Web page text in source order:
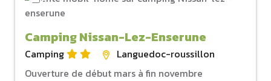
Camping Nissan-Lez-Enserune
Camping
Languedoc-roussillon
Ouverture de début mars à fin novembre